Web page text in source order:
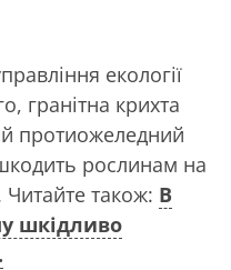
екології
гранітна крихта
протиожеледний
рослинам на
Читайте також: В
шкідливо